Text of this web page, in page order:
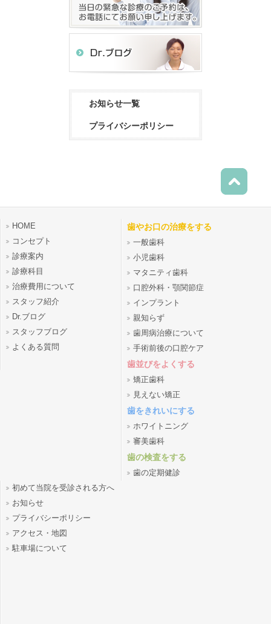
お知らせ一覧
プライバシーポリシー
HOME
コンセプト
診療案内
診療科目
治療費用について
スタッフ紹介
Dr.ブログ
スタッフブログ
よくある質問
歯やお口の治療をする
一般歯科
小児歯科
マタニティ歯科
口腔外科・顎関節症
インプラント
親知らず
歯周病治療について
手術前後の口腔ケア
歯並びをよくする
矯正歯科
見えない矯正
歯をきれいにする
ホワイトニング
審美歯科
歯の検査をする
歯の定期健診
初めて当院を受診される方へ
お知らせ
プライバシーポリシー
アクセス・地図
駐車場について